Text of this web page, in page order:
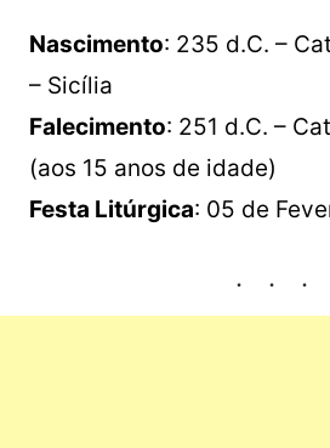
Nascimento: 235 d.C. –
– Sicília
Falecimento: 251 d.C. –
(aos 15 anos de idade)
Festa Litúrgica: 05 de